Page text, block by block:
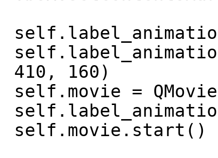
410, 160)
self.movie =
self.movie.start()